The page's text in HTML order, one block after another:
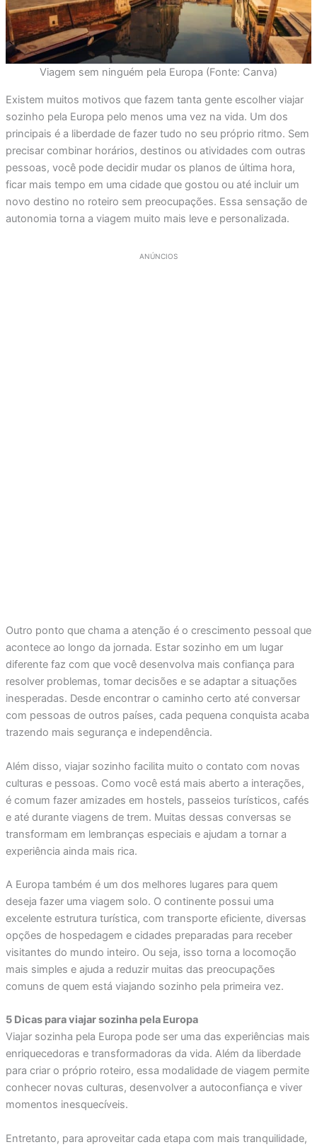
Viagem sem ninguém pela Europa (Fonte: Canva)
Existem muitos motivos que fazem tanta gente escolher viajar
sozinho pela Europa pelo menos uma vez na vida. Um dos
principais é a liberdade de fazer tudo no seu próprio ritmo. Sem
precisar combinar horários, destinos ou atividades com outras
pessoas, você pode decidir mudar os planos de última hora,
ficar mais tempo em uma cidade que gostou ou até incluir um
novo destino no roteiro sem preocupações. Essa sensação de
autonomia torna a viagem muito mais leve e personalizada.
ANÚNCIOS
Outro ponto que chama a atenção é o crescimento pessoal que
acontece ao longo da jornada. Estar sozinho em um lugar
diferente faz com que você desenvolva mais confiança para
resolver problemas, tomar decisões e se adaptar a situações
inesperadas. Desde encontrar o caminho certo até conversar
com pessoas de outros países, cada pequena conquista acaba
trazendo mais segurança e independência.
Além disso, viajar sozinho facilita muito o contato com novas
culturas e pessoas. Como você está mais aberto a interações,
é comum fazer amizades em hostels, passeios turísticos, cafés
e até durante viagens de trem. Muitas dessas conversas se
transformam em lembranças especiais e ajudam a tornar a
experiência ainda mais rica.
A Europa também é um dos melhores lugares para quem
deseja fazer uma viagem solo. O continente possui uma
excelente estrutura turística, com transporte eficiente, diversas
opções de hospedagem e cidades preparadas para receber
visitantes do mundo inteiro. Ou seja, isso torna a locomoção
mais simples e ajuda a reduzir muitas das preocupações
comuns de quem está viajando sozinho pela primeira vez.
5 Dicas para viajar sozinha pela Europa
Viajar sozinha pela Europa pode ser uma das experiências mais
enriquecedoras e transformadoras da vida. Além da liberdade
para criar o próprio roteiro, essa modalidade de viagem permite
conhecer novas culturas, desenvolver a autoconfiança e viver
momentos inesquecíveis.
Entretanto, para aproveitar cada etapa com mais tranquilidade,